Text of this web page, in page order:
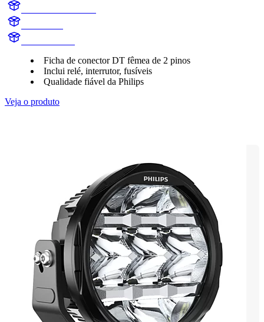
Ficha de conector DT fêmea de 2 pinos
Inclui relé, interrutor, fusíveis
Qualidade fiável da Philips
Veja o produto